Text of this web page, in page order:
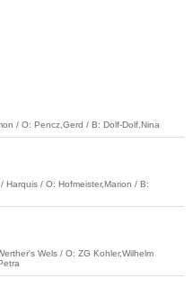
/ O: Pencz,Gerd / B: Dolf-Dolf,Nina
/ O: Hofmeister,Marion / B:
Wels / O: ZG Kohler,Wilhelm